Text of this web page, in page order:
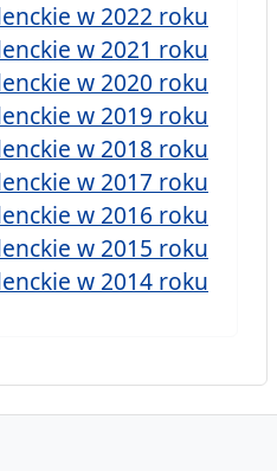
w 2022 roku
w 2021 roku
w 2020 roku
w 2019 roku
w 2018 roku
w 2017 roku
w 2016 roku
w 2015 roku
w 2014 roku